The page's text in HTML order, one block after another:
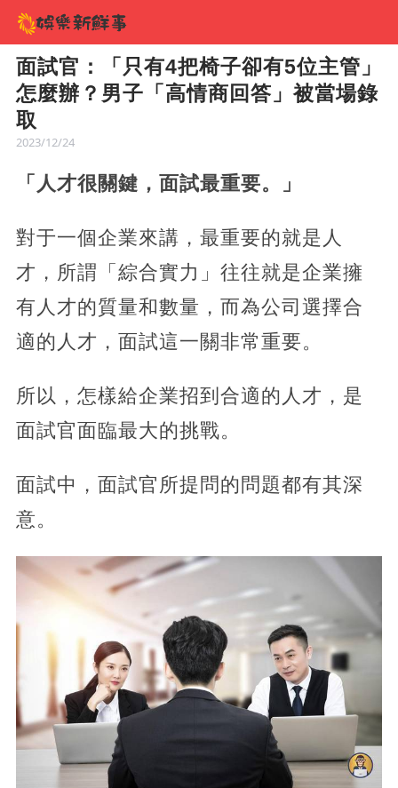
面試官：「只有4把椅子卻有5位主管」
怎麼辦？男子「高情商回答」被當場錄
取
2023/12/24
「人才很關鍵，面試最重要。」
對于一個企業來講，最重要的就是人
才，所謂「綜合實力」往往就是企業擁
有人才的質量和數量，而為公司選擇合
適的人才，面試這一關非常重要。
所以，怎樣給企業招到合適的人才，是
面試官面臨最大的挑戰。
面試中，面試官所提問的問題都有其深
意。